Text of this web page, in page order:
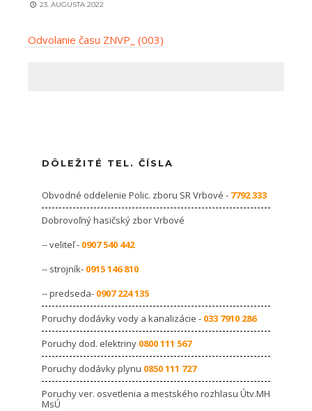
23. AUGUSTA 2022
Odvolanie času ZNVP_ (003)
DÔLEŽITÉ TEL. ČÍSLA
Obvodné oddelenie Polic. zboru SR Vrbové - 7792 333
Dobrovoľný hasičský zbor Vrbové
-- veliteľ - 0907 540 442
-- strojník- 0915 146 810
-- predseda- 0907 224 135
Poruchy dodávky vody a kanalizácie - 033 7910 286
Poruchy dod. elektriny 0800 111 567
Poruchy dodávky plynu 0850 111 727
Poruchy ver. osvetlenia a mestského rozhlasu Útv.MH
MsÚ